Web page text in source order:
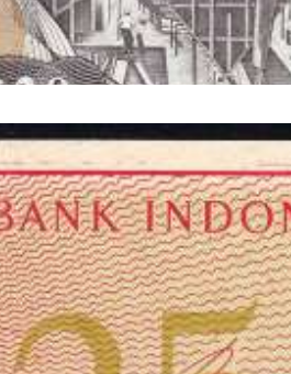
DE 20 DOLARES 2009 (NÃO